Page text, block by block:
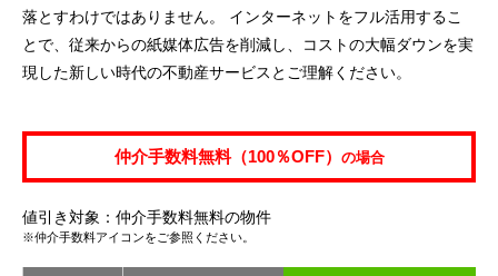
落とすわけではありません。 インターネットをフル活用するこ
とで、従来からの紙媒体広告を削減し、コストの大幅ダウンを実
現した新しい時代の不動産サービスとご理解ください。
仲介手数料無料（100％OFF） の場合
値引き対象：仲介手数料無料の物件
※仲介手数料アイコンをご参照ください。